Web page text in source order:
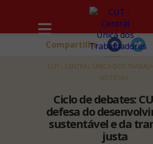
HOME
CUT - CENTRAL ÚNICA DOS
NOTÍCIAS
Ciclo de debates:
defesa do
sustentável e da
justa
Compartilhe